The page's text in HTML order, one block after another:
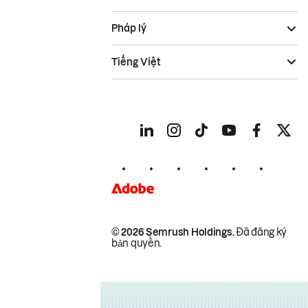
© 2026 Semrush Holdings.Đã đăng ký
bản quyền.
Pháp lý
Tiếng Việt